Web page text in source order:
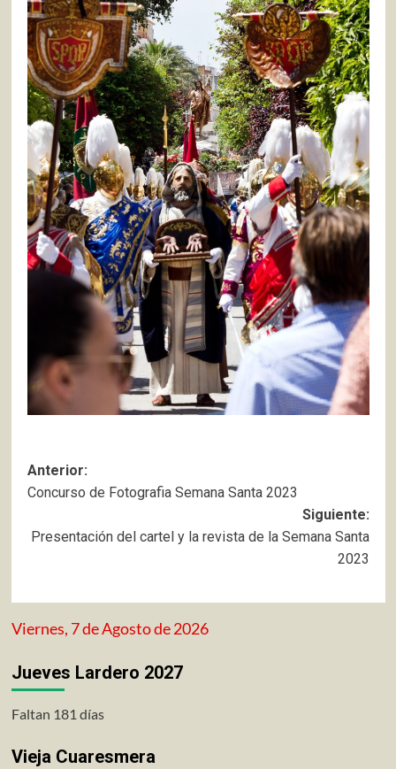
Navegación
de
entradas
Anterior:
Concurso de Fotografia Semana Santa 2023
Siguiente:
Presentación del cartel y la revista de la Semana Santa
2023
Viernes, 7 de Agosto de 2026
Jueves Lardero 2027
Faltan 181 días
Vieja Cuaresmera